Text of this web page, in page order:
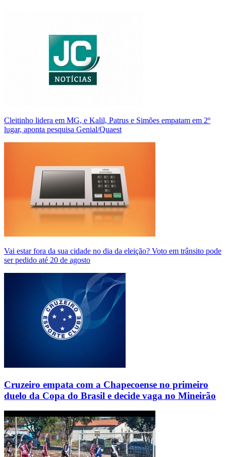
Cleitinho lidera em MG, e Kalil, Patrus e Simões empatam em 2º
lugar, aponta pesquisa Genial/Quaest
Vai estar fora da sua cidade no dia da eleição? Voto em trânsito pode
ser pedido até 20 de agosto
Cruzeiro empata com a Chapecoense no primeiro
duelo da Copa do Brasil e decide vaga no Mineirão